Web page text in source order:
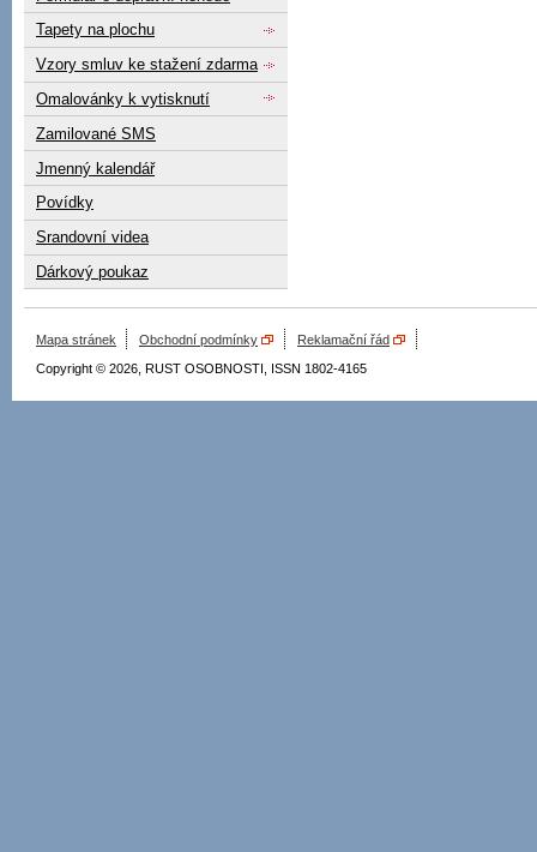
Tapety na plochu
Vzory smluv ke stažení zdarma
Omalovánky k vytisknutí
Zamilované SMS
Jmenný kalendář
Povídky
Srandovní videa
Dárkový poukaz
Mapa stránek Obchodní podmínky
Reklamační řád
Copyright © 2026, RUST OSOBNOSTI, ISSN 1802-4165